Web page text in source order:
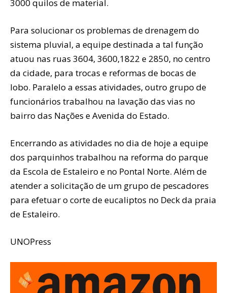
3000 quilos de material.
Para solucionar os problemas de drenagem do
sistema pluvial, a equipe destinada a tal função
atuou nas ruas 3604, 3600,1822 e 2850, no centro
da cidade, para trocas e reformas de bocas de
lobo. Paralelo a essas atividades, outro grupo de
funcionários trabalhou na lavação das vias no
bairro das Nações e Avenida do Estado.
Encerrando as atividades no dia de hoje a equipe
dos parquinhos trabalhou na reforma do parque
da Escola de Estaleiro e no Pontal Norte. Além de
atender a solicitação de um grupo de pescadores
para efetuar o corte de eucaliptos no Deck da praia
de Estaleiro.
UNOPress